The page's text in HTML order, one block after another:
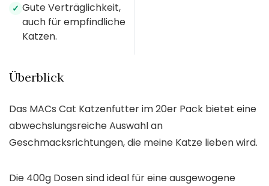
✓ Gute Verträglichkeit,
auch für empfindliche
Katzen.
Überblick
Das MACs Cat Katzenfutter im 20er Pack bietet eine
abwechslungsreiche Auswahl an
Geschmacksrichtungen, die meine Katze lieben wird.
Die 400g Dosen sind ideal für eine ausgewogene